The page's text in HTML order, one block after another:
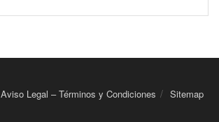
Aviso Legal – Términos y Condiciones Sitemap